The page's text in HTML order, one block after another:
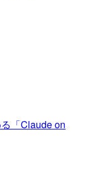
「Claude on